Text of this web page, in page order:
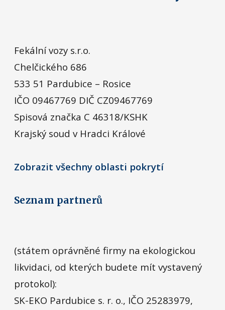
Fekální vozy s.r.o.
Chelčického 686
533 51 Pardubice – Rosice
IČO 09467769 DIČ CZ09467769
Spisová značka C 46318/KSHK
Krajský soud v Hradci Králové
Zobrazit všechny oblasti pokrytí
Seznam partnerů
(státem oprávněné firmy na ekologickou
likvidaci, od kterých budete mít vystavený
protokol):
SK-EKO Pardubice s. r. o., IČO 25283979,